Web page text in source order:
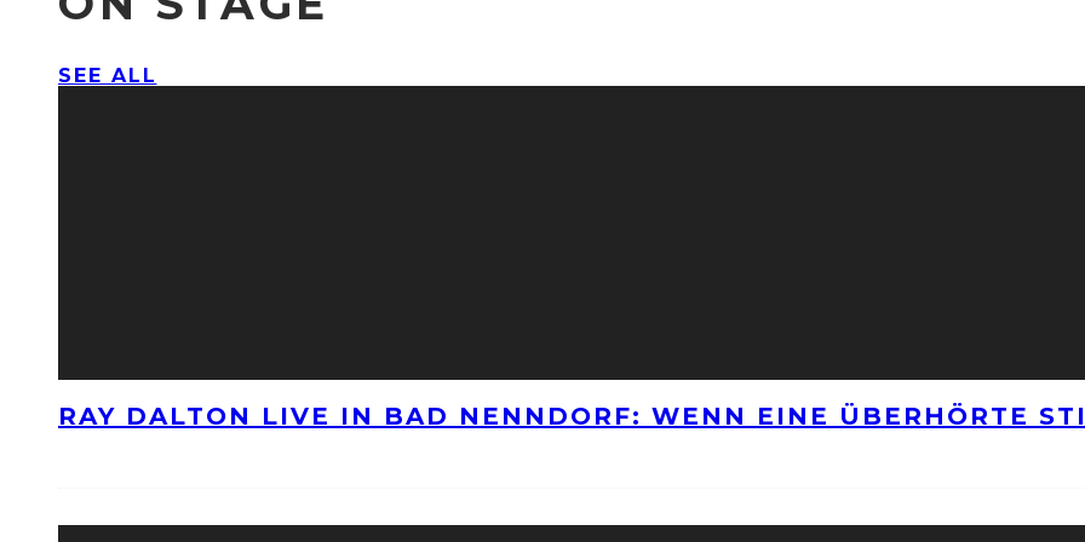
SEE ALL
RAY DALTON LIVE IN BAD NENNDORF: WENN EINE ÜBERHÖRTE